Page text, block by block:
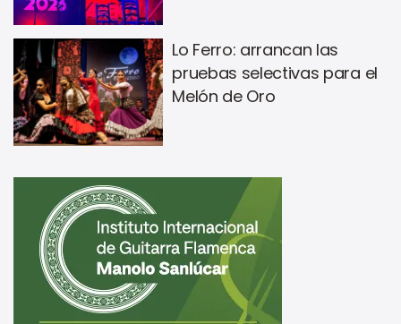
Lo Ferro: arrancan las
pruebas selectivas para el
Melón de Oro